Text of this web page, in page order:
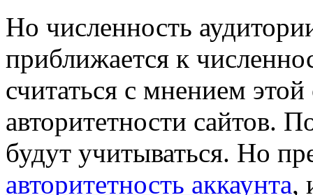
Но численность
приближается к
считаться с мнением
авторитетности сайтов.
будут учитываться. Но
авторитетность аккаунта,